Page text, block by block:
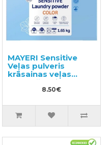
MAYERI Sensitive
Veļas pulveris
krāsainas veļas
mazgāšanai 1.65kg
8.50€